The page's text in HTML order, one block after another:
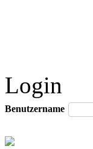
Login
Benutzername